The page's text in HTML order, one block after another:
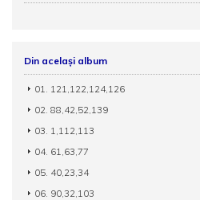
Din același album
01. 121,122,124,126
02. 88,42,52,139
03. 1,112,113
04. 61,63,77
05. 40,23,34
06. 90,32,103